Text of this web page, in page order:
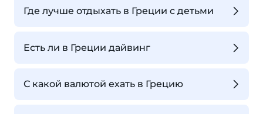
Где лучше отдыхать в Греции с детьми
Есть ли в Греции дайвинг
С какой валютой ехать в Грецию